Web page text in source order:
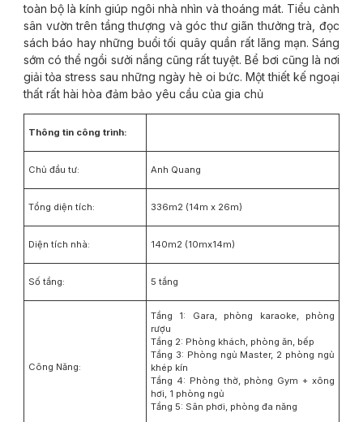
toàn bộ là kính giúp ngôi nhà nhìn và thoáng mát. Tiểu cảnh
sân vườn trên tầng thượng và góc thư giãn thưởng trà, đọc
sách báo hay những buổi tối quây quần rất lãng mạn. Sáng
sớm có thể ngồi sưởi nắng cũng rất tuyệt. Bể bơi cũng là nơi
giải tỏa stress sau những ngày hè oi bức. Một thiết kế ngoại
thất rất hài hòa đảm bảo yêu cầu của gia chủ
Thông tin công trình:
Chủ đầu tư: Anh Quang
Tổng diện tích: 336m2 (14m x 26m)
Diện tích nhà: 140m2 (10mx14m)
Số tầng: 5 tầng
Công Năng:
Tầng 1: Gara, phòng karaoke, phòng
rượu
Tầng 2: Phòng khách, phòng ăn, bếp
Tầng 3: Phòng ngủ Master, 2 phòng ngủ
khép kín
Tầng 4: Phòng thờ, phòng Gym + xông
hơi, 1 phòng ngủ
Tầng 5: Sân phơi, phòng đa năng